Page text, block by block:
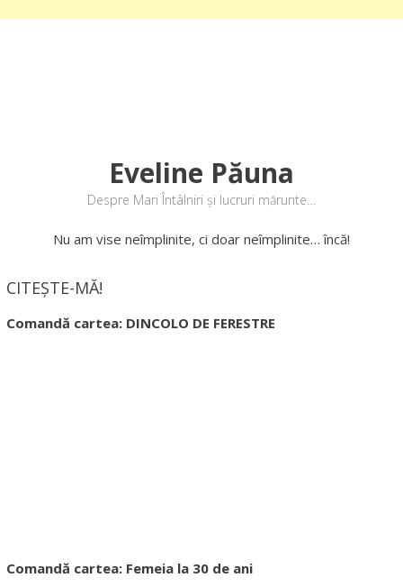
Eveline Păuna
Despre Mari Întâlniri și lucruri mărunte…
Nu am vise neîmplinite, ci doar neîmplinite… încă!
CITEȘTE-MĂ!
Comandă cartea: DINCOLO DE FERESTRE
Comandă cartea: Femeia la 30 de ani